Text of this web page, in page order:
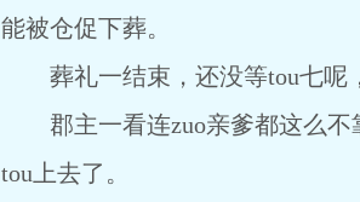
能被仓促下葬。
葬礼一结束，还没等tou七呢，
郡主一看连zuo亲爹都这么不
tou上去了。